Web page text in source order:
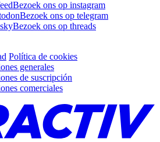
Bezoek ons op instagram
Bezoek ons op telegram
Bezoek ons op threads
Política de cookies
generales
de suscripción
comerciales